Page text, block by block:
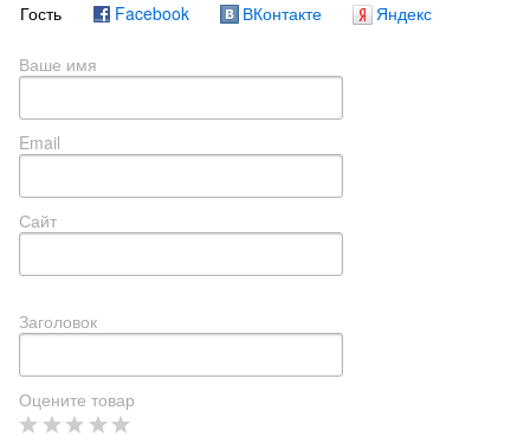
Гость Facebook ВКонтакте Яндекс
Ваше имя
Email
Сайт
Заголовок
Оцените товар